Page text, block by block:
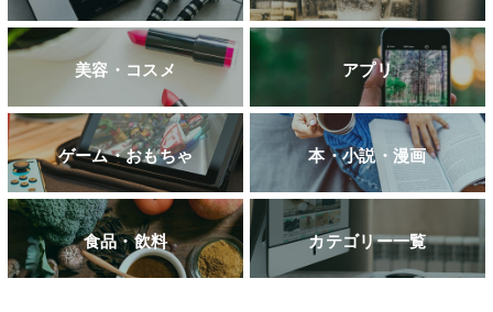
美容・コスメ アプリ
ゲーム・おもちゃ 本・小説・漫画
食品・飲料 カテゴリー一覧